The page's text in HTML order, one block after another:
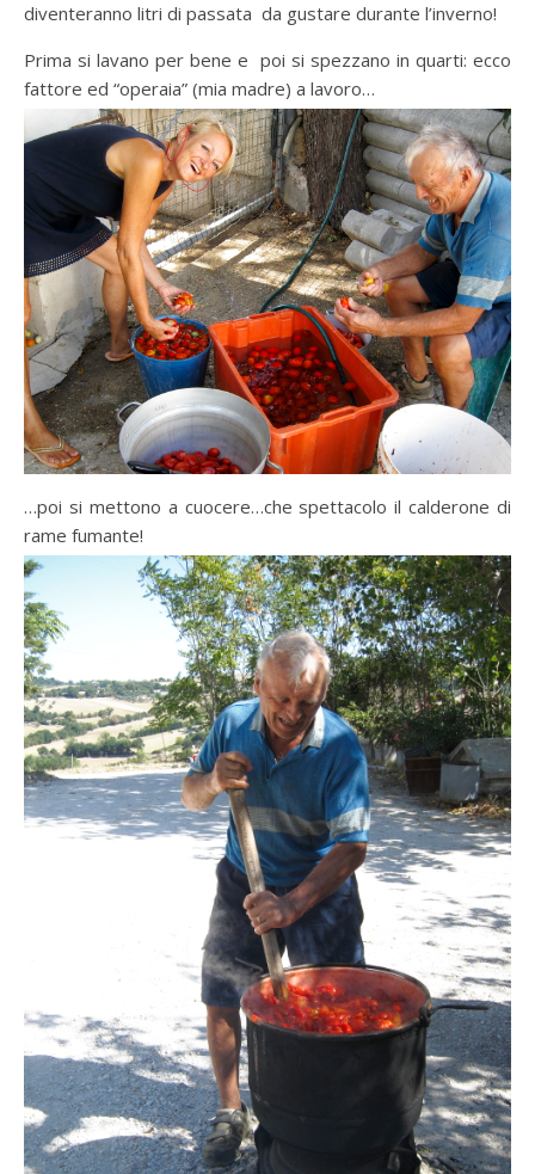
diventeranno litri di passata da gustare durante l’inverno!
Prima si lavano per bene e poi si spezzano in quarti: ecco
fattore ed “operaia” (mia madre) a lavoro…
…poi si mettono a cuocere…che spettacolo il calderone di
rame fumante!